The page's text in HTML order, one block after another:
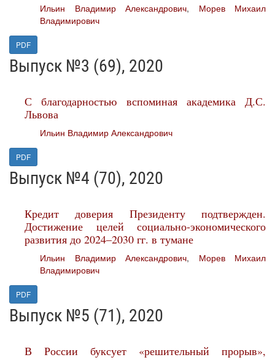
Ильин Владимир Александрович, Морев Михаил
Владимирович
PDF
Выпуск №3 (69), 2020
С благодарностью вспоминая академика Д.С.
Львова
Ильин Владимир Александрович
PDF
Выпуск №4 (70), 2020
Кредит доверия Президенту подтвержден.
Достижение целей социально-экономического
развития до 2024–2030 гг. в тумане
Ильин Владимир Александрович, Морев Михаил
Владимирович
PDF
Выпуск №5 (71), 2020
В России буксует «решительный прорыв»,